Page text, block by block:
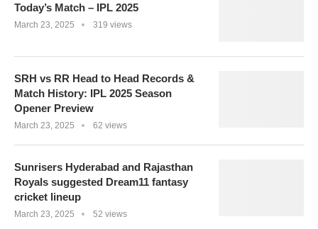
Today’s Match – IPL 2025
March 23, 2025 319 views
SRH vs RR Head to Head Records &
Match History: IPL 2025 Season
Opener Preview
March 23, 2025 62 views
Sunrisers Hyderabad and Rajasthan
Royals suggested Dream11 fantasy
cricket lineup
March 23, 2025 52 views